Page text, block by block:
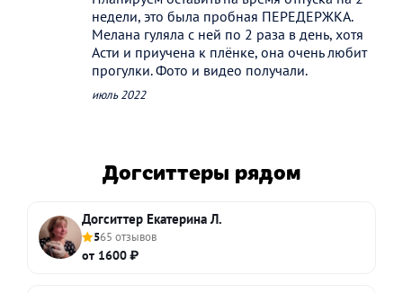
недели, это была пробная ПЕРЕДЕРЖКА.
Мелана гуляла с ней по 2 раза в день, хотя
Асти и приучена к плёнке, она очень любит
прогулки. Фото и видео получали.
июль 2022
Догситтеры рядом
Догситтер Екатерина Л.
565 отзывов
от 1600 ₽